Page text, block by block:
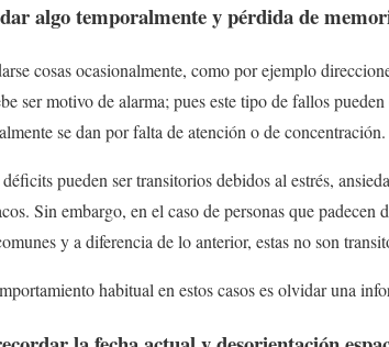
algo temporalmente y pérdida de
cosas ocasionalmente, como por ejemplo
ser motivo de alarma; pues este tipo de fallos
se dan por falta de atención o de concentración.
pueden ser transitorios debidos al estrés,
Sin embargo, en el caso de personas que
y a diferencia de lo anterior, estas no son
habitual en estos casos es olvidar una